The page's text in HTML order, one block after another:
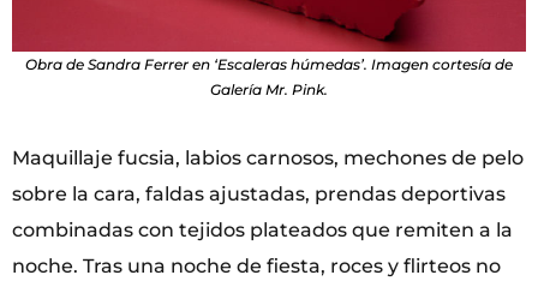
Obra de Sandra Ferrer en ‘Escaleras húmedas’. Imagen cortesía de
Galería Mr. Pink.
Maquillaje fucsia, labios carnosos, mechones de pelo
sobre la cara, faldas ajustadas, prendas deportivas
combinadas con tejidos plateados que remiten a la
noche. Tras una noche de fiesta, roces y flirteos no